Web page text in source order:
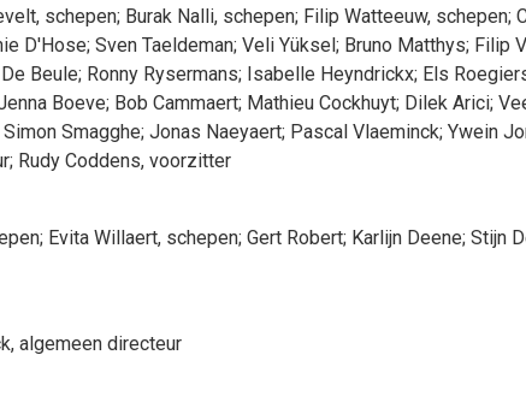
, schepen; Burak Nalli, schepen; Filip Watteeuw, schepen;
D'Hose; Sven Taeldeman; Veli Yüksel; Bruno Matthys; Filip
De Beule; Ronny Rysermans; Isabelle Heyndrickx; Els
Boeve; Bob Cammaert; Mathieu Cockhuyt; Dilek Arici;
Simon Smagghe; Jonas Naeyaert; Pascal Vlaeminck; Ywein
; Rudy Coddens, voorzitter
; Evita Willaert, schepen; Gert Robert; Karlijn Deene; Stijn
, algemeen directeur